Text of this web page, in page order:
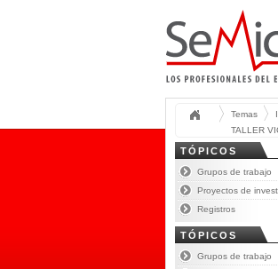
Temas
TALLER
TÓPICOS
Grupos de trabajo
Proyectos de
Registros
TÓPICOS
Grupos de trabajo